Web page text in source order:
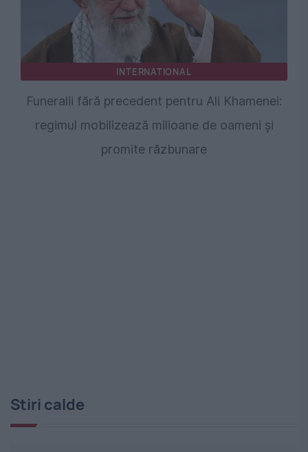
INTERNATIONAL
Funeralii fără precedent pentru Ali Khamenei:
regimul mobilizează milioane de oameni și
promite răzbunare
Stiri calde